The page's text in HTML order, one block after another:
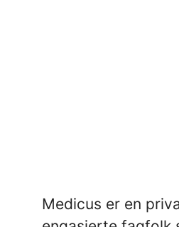
Medicus er en